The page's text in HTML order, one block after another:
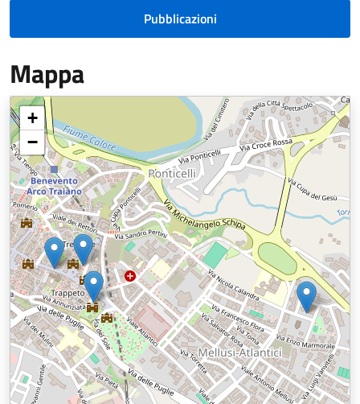
Pubblicazioni
Mappa
+
−